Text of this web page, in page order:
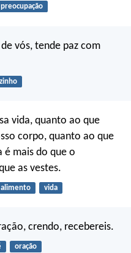
preocupação
vós, tende paz com
vida, quanto ao que
corpo, quanto ao que
é mais do que o
as vestes.
alimento vida
crendo, recebereis.
oração